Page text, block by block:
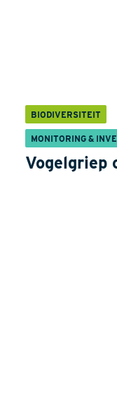
BIODIVERSITEIT
MONITORING &
Vogelgriep